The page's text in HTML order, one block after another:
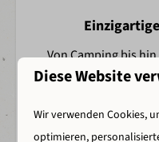
Von Camping bis
Diese Website
Wir verwenden Cookies,
optimieren,